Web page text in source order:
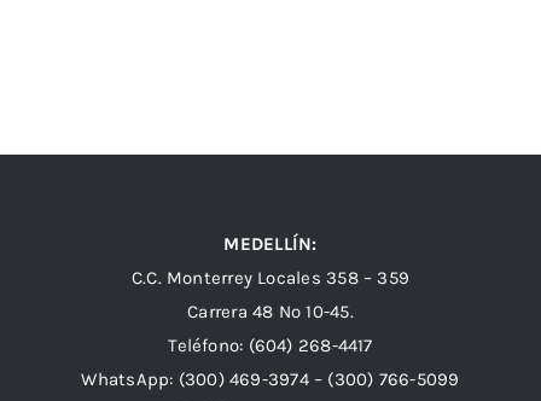
MEDELLÍN:
C.C. Monterrey Locales 358 – 359
Carrera 48 Nº 10-45.
Teléfono: (604) 268-4417
WhatsApp: (300) 469-3974 – (300) 766-5099